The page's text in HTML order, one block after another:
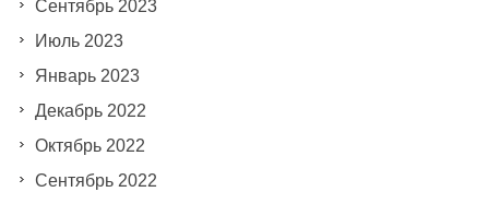
Сентябрь 2023
Июль 2023
Январь 2023
Декабрь 2022
Октябрь 2022
Сентябрь 2022